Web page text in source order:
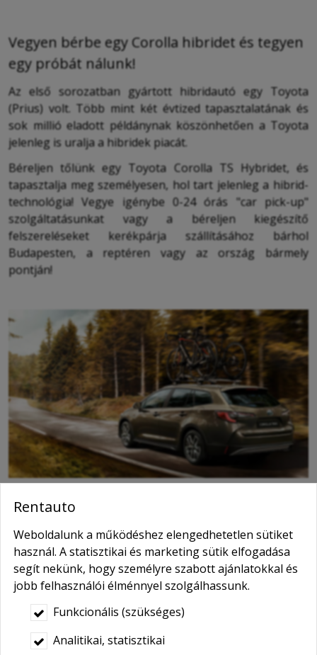
Vegyen bérbe egy Corolla hibridet és tegyen
egy próbát nálunk!
Az első sorozatban gyártott hibridautó egy Toyota
(Prius) volt. Több mint két évtized tapasztalatának és
sok millió eladott példánynak köszönhetően a Toyota
jelenleg is uralja a hibridek piacát.
Béreljen tőlünk egy Toyota Corolla TS Hybridet, és
tapasztalja meg személyesen, hol tart jelenleg a hibrid-
technológia! Vegye igénybe 0-24 órás "car pick-up"
szolgáltatásunkat vagy a béreljen kiegészítő
felszereléseket kerékpárja szállításához bárhol
Budapesten, a reptéren vagy az ország bármely
pontján!
Toyota hosszútávú kölcsönzés, havi és éves
tartós bérleti konstrukciók
Vegye igénybe tartós bérleti szolgáltatásainkat 2018-
as,- és 2019-es évjáratú különböző típusú Toyota
személyautóinkra!
A hosszú időtartamú tartós,- és operatív lízing
szerződések bérleti díjai egyszerűen kalkulálhatóak, a
Rentauto
Weboldalunk a működéshez elengedhetetlen sütiket
használ. A statisztikai és marketing sütik elfogadása
segít nekünk, hogy személyre szabott ajánlatokkal és
jobb felhasználói élménnyel szolgálhassunk.
Funkcionális (szükséges)
Analitikai, statisztikai